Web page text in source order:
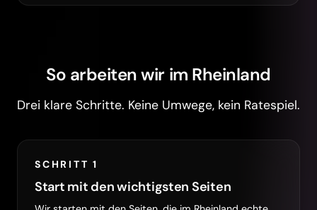
So arbeiten wir im Rheinland
Drei klare Schritte. Keine Umwege, kein Ratespiel.
SCHRITT 1
Start mit den wichtigsten Seiten